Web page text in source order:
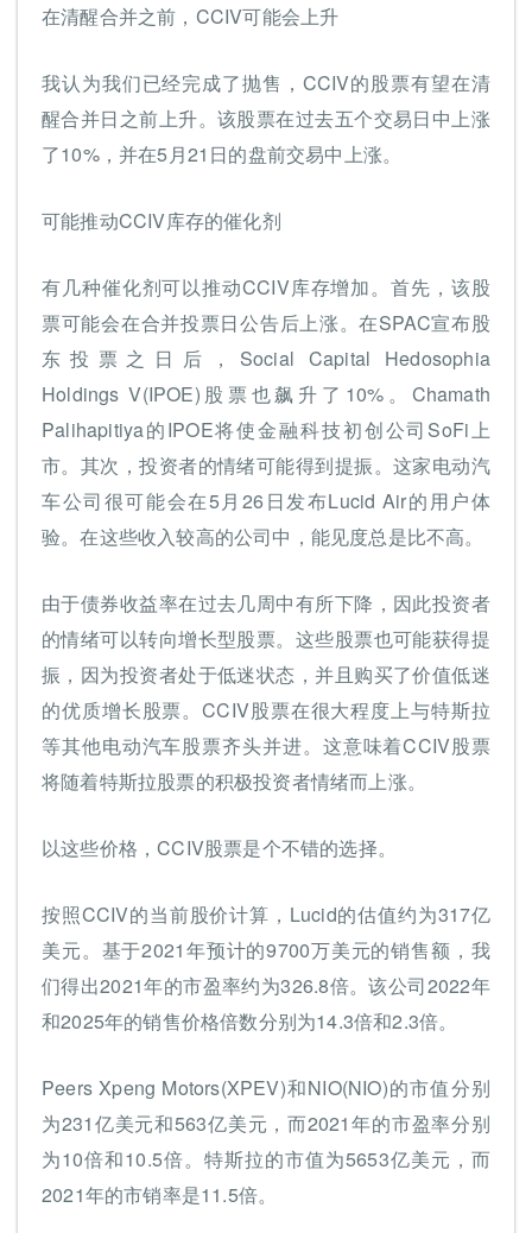
在清醒合并之前，CCIV可能会上升
我认为我们已经完成了抛售，CCIV的股票有望在清
醒合并日之前上升。该股票在过去五个交易日中上涨
了10%，并在5月21日的盘前交易中上涨。
可能推动CCIV库存的催化剂
有几种催化剂可以推动CCIV库存增加。首先，该股
票可能会在合并投票日公告后上涨。在SPAC宣布股
东投票之日后，Social Capital Hedosophia
Holdings V(IPOE)股票也飙升了10%。Chamath
Palihapitiya的IPOE将使金融科技初创公司SoFi上
市。其次，投资者的情绪可能得到提振。这家电动汽
车公司很可能会在5月26日发布Lucid Air的用户体
验。在这些收入较高的公司中，能见度总是比不高。
由于债券收益率在过去几周中有所下降，因此投资者
的情绪可以转向增长型股票。这些股票也可能获得提
振，因为投资者处于低迷状态，并且购买了价值低迷
的优质增长股票。CCIV股票在很大程度上与特斯拉
等其他电动汽车股票齐头并进。这意味着CCIV股票
将随着特斯拉股票的积极投资者情绪而上涨。
以这些价格，CCIV股票是个不错的选择。
按照CCIV的当前股价计算，Lucid的估值约为317亿
美元。基于2021年预计的9700万美元的销售额，我
们得出2021年的市盈率约为326.8倍。该公司2022年
和2025年的销售价格倍数分别为14.3倍和2.3倍。
Peers Xpeng Motors(XPEV)和NIO(NIO)的市值分别
为231亿美元和563亿美元，而2021年的市盈率分别
为10倍和10.5倍。特斯拉的市值为5653亿美元，而
2021年的市销率是11.5倍。